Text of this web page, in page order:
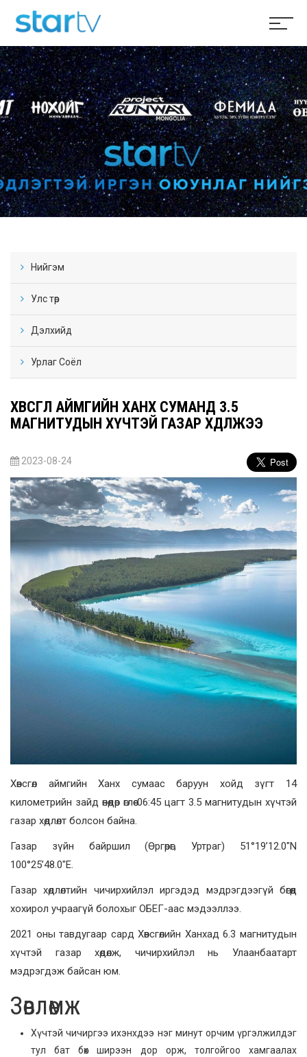
Нийгэм
Улс төр
Дэлхийд
Урлаг Соёл
ХӨВСГӨЛ АЙМГИЙН ХАНХ СУМАНД 3.5
МАГНИТУДЫН ХҮЧТЭЙ ГАЗАР ХӨДӨЛЖЭЭ
2023-08-24
Хөвсгөл аймгийн Ханх сумаас баруун хойд зүгт 14
километрийн зайд өнөөдөр өглөө 06:45 цагт 3.5 магнитудын хүчтэй
газар хөдлөлт болсон байна.
Газар зүйн байршил (Өргөрөг, Уртраг) 51°19’12.0″N
100°25’48.0″E.
Газар хөдлөлтийн чичирхийлэл иргэдэд мэдрэгдээгүй бөгөөд
хохирол учраагүй болохыг ОБЕГ-аас мэдээллээ.
2021 оны тавдугаар сард Хөвсгөлийн Ханхад 6.3 магнитудын
хүчтэй газар хөдөлж, чичирхийлэл нь Улаанбаатарт
мэдрэгдэж байсан юм.
Зөвлөмж
Хүчтэй чичиргээ ихэнхдээ нэг минут орчим үргэлжилдэг
тул бат бөх ширээн дор орж, толгойгоо хамгаалах